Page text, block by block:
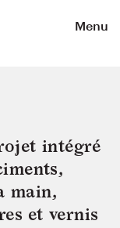
Menu
intégré
main,
et vernis